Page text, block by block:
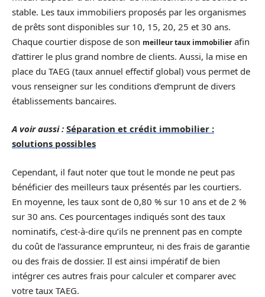
stable. Les taux immobiliers proposés par les organismes
de prêts sont disponibles sur 10, 15, 20, 25 et 30 ans.
Chaque courtier dispose de son meilleur taux immobilierafin
d’attirer le plus grand nombre de clients. Aussi, la mise en
place du TAEG (taux annuel effectif global) vous permet de
vous renseigner sur les conditions d’emprunt de divers
établissements bancaires.
A voir aussi : Séparation et crédit immobilier :
solutions possibles
Cependant, il faut noter que tout le monde ne peut pas
bénéficier des meilleurs taux présentés par les courtiers.
En moyenne, les taux sont de 0,80 % sur 10 ans et de 2 %
sur 30 ans. Ces pourcentages indiqués sont des taux
nominatifs, c’est-à-dire qu’ils ne prennent pas en compte
du coût de l’assurance emprunteur, ni des frais de garantie
ou des frais de dossier. Il est ainsi impératif de bien
intégrer ces autres frais pour calculer et comparer avec
votre taux TAEG.